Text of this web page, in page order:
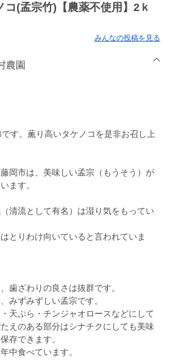
コ(孟宗竹)【農薬不使用】2ｋ
みんなの投稿を見る
農園
す。薫り高いタケノコを是非お召し上
岡市は、美味しい孟宗（もうそう）が
ます。
清流として有名）は湿り気をもってい
とりわけ向いていると言われていま
歯ざわりの良さは抜群です。
みずみずしい孟宗です。
天ぷら・チンジャオロースなどにして
えのある部分はシナチクにしても美味
存できます。
中食べています。